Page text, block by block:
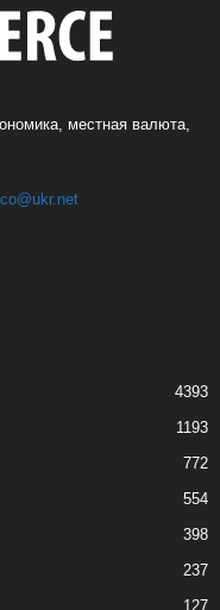
местная валюта,
4393
1193
772
554
398
237
127